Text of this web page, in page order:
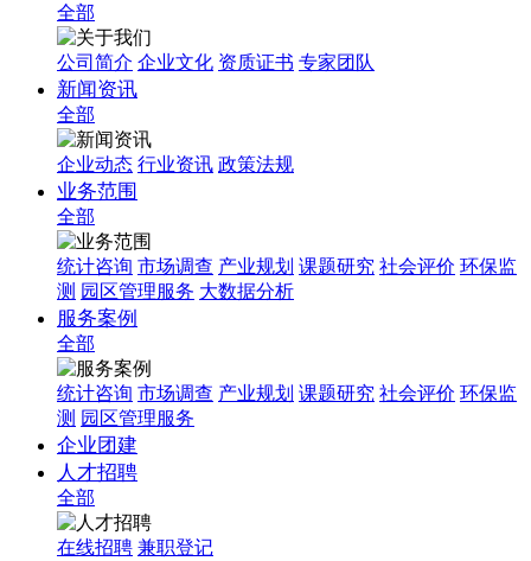
全部
公司简介 企业文化 资质证书 专家团队
新闻资讯
全部
企业动态 行业资讯 政策法规
业务范围
全部
统计咨询 市场调查 产业规划 课题研究 社会评价 环保监
测 园区管理服务 大数据分析
服务案例
全部
统计咨询 市场调查 产业规划 课题研究 社会评价 环保监
测 园区管理服务
企业团建
人才招聘
全部
在线招聘 兼职登记